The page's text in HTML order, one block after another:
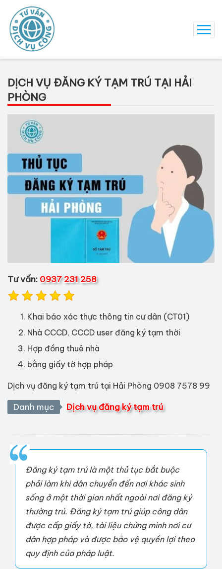
DỊCH VỤ ĐĂNG KÝ TẠM TRÚ TẠI HẢI
PHÒNG
Tư vấn: 0937 231 258
Khai báo xác thực thông tin cư dân (CT01)
Nhà CCCD, CCCD user đăng ký tạm thời
Hợp đồng thuê nhà
bằng giấy tờ hợp pháp
Dịch vụ đăng ký tạm trú tại Hải Phòng 0908 7578 99
Danh mục Dịch vụ đăng ký tạm trú
Đăng ký tạm trú là một thủ tục bắt buộc
phải làm khi dân chuyển đến nơi khác sinh
sống ở một thời gian nhất ngoài nơi đăng ký
thường trú. Đăng ký tạm trú giúp công dân
được cấp giấy tờ, tài liệu chứng minh nơi cư
dân hợp pháp và được bảo vệ quyền lợi theo
quy định của pháp luật.